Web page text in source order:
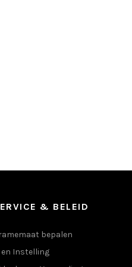
& BELEID
bepalen
Instelling